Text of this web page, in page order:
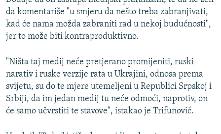
da komentariše "u smjeru da nešto treba zabranjivati,
kad će nama možda zabraniti rad u nekoj budućnosti",
jer to može biti kontraproduktivno.
"Ništa taj medij neće pretjerano promijeniti, ruski
narativ i ruske verzije rata u Ukrajini, odnosa prema
svijetu, su do te mjere utemeljeni u Republici Srpskoj i
Srbiji, da im jedan medij tu neće odmoći, naprotiv, on
će samo učvrstiti te stavove", istakao je Trifunović.